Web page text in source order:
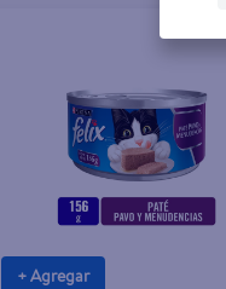
+ Agregar